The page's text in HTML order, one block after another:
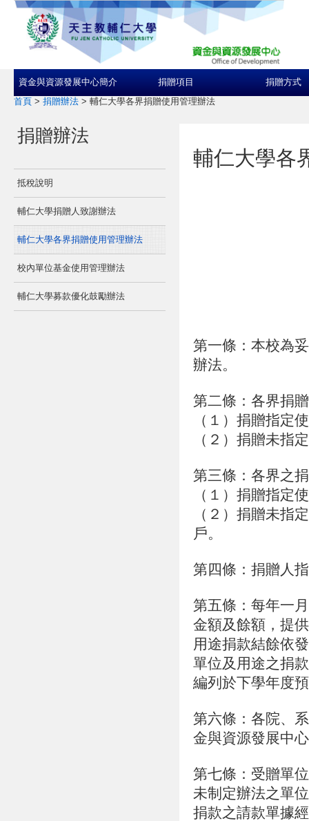
資金與資源發展中心簡介 捐贈項目 捐贈方式
首頁 > 捐贈辦法 > 輔仁大學各界捐贈使用管理辦法
捐贈辦法
抵稅說明
輔仁大學捐贈人致謝辦法
輔仁大學各界捐贈使用管理辦法
校內單位基金使用管理辦法
輔仁大學募款優化鼓勵辦法
輔仁大學各
第一條：本校為
辦法。
第二條：各界捐
（１）捐贈指定
（２）捐贈未指
第三條：各界之
（１）捐贈指定
（２）捐贈未指
戶。
第四條：捐贈人
第五條：每年一
金額及餘額，提
用途捐款結餘依
單位及用途之捐
編列於下學年度
第六條：各院、
金與資源發展中
第七條：受贈單
未制定辦法之單
捐款之請款單據